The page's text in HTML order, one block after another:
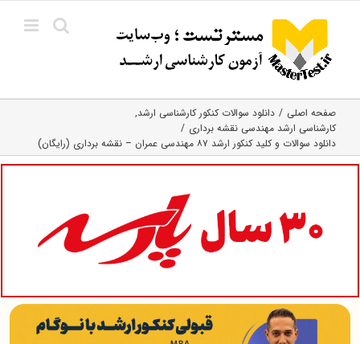
content
صفحه اصلی
دانلود سوالات کنکور کارشناسی ارشد
کارشناسی ارشد مهندسی نقشه برداری
دانلود سوالات و کلید کنکور ارشد ۸۷ مهندسی عمران – نقشه برداری (رایگان)